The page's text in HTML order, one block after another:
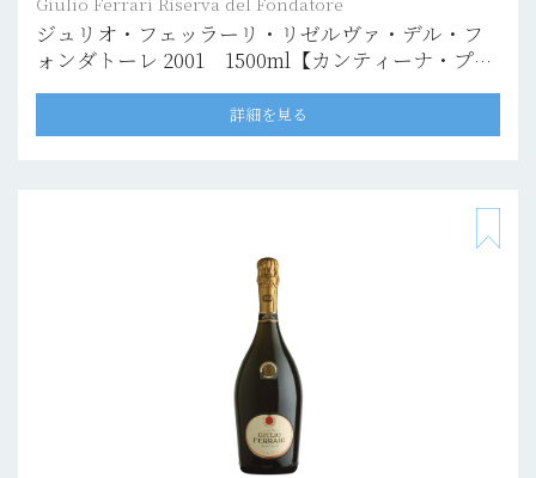
ジュリオ・フェッラーリ・リゼルヴァ・デル・フ
ォンダトーレ 2001 1500ml【カンティーナ・プリ
ヴァータ】
詳細を見る